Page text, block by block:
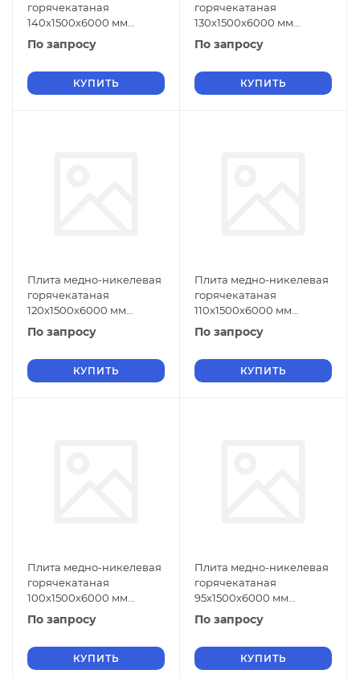
горячекатаная
140х1500х6000 мм
МНЖМц30-1-1 ГОСТ 492-
По запросу
КУПИТЬ
горячекатаная
130х1500х6000 мм
МНЖМц30-1-1 ГОСТ 492-
По запросу
КУПИТЬ
Плита медно-никелевая
горячекатаная
120х1500х6000 мм
МНЖМц30-1-1 ГОСТ 492-
По запросу
КУПИТЬ
Плита медно-никелевая
горячекатаная
110х1500х6000 мм
МНЖМц30-1-1 ГОСТ 492-
По запросу
КУПИТЬ
Плита медно-никелевая
горячекатаная
100х1500х6000 мм
МНЖМц30-1-1 ГОСТ 492-
По запросу
КУПИТЬ
Плита медно-никелевая
горячекатаная
95х1500х6000 мм
МНЖМц30-1-1 ГОСТ 492-
По запросу
КУПИТЬ